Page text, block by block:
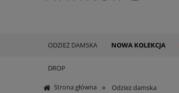
ODZIEŻ DAMSKA NOWA KOLEKCJA
DROP
Strona główna » Odzież damska